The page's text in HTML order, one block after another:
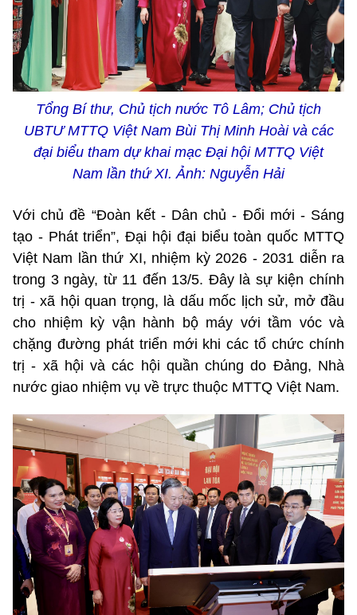
Tổng Bí thư, Chủ tịch nước Tô Lâm; Chủ tịch
UBTƯ MTTQ Việt Nam Bùi Thị Minh Hoài và các
đại biểu tham dự khai mạc Đại hội MTTQ Việt
Nam lần thứ XI. Ảnh: Nguyễn Hải
Với chủ đề “Đoàn kết - Dân chủ - Đổi mới - Sáng
tạo - Phát triển”, Đại hội đại biểu toàn quốc MTTQ
Việt Nam lần thứ XI, nhiệm kỳ 2026 - 2031 diễn ra
trong 3 ngày, từ 11 đến 13/5. Đây là sự kiện chính
trị - xã hội quan trọng, là dấu mốc lịch sử, mở đầu
cho nhiệm kỳ vận hành bộ máy với tầm vóc và
chặng đường phát triển mới khi các tổ chức chính
trị - xã hội và các hội quần chúng do Đảng, Nhà
nước giao nhiệm vụ về trực thuộc MTTQ Việt Nam.